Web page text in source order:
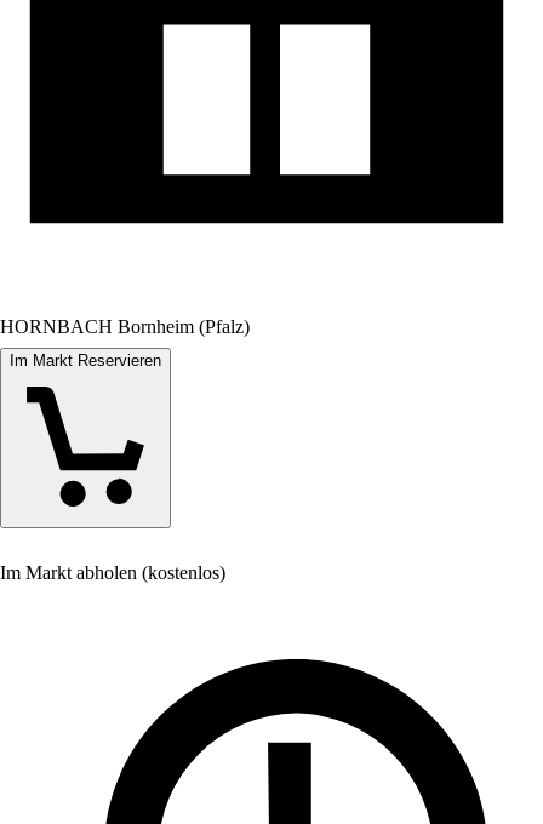
HORNBACH Bornheim (Pfalz)
Im Markt Reservieren
Im Markt abholen (kostenlos)